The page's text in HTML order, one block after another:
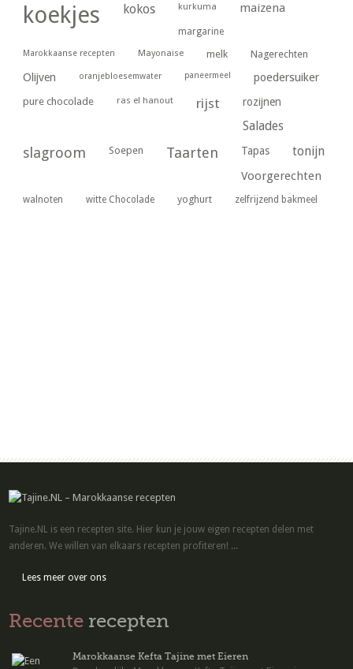
koekjes kokos kurkuma maizena
margarine
Marokkaanse recepten Mayonaise melk Nagerechten
Olijven oranjebloesemwater paneermeel poedersuiker
pure chocolade ras el hanout rijst rozijnen
Salades
slagroom Soepen Taarten Tapas tonijn
Voorgerechten
walnoten witte Chocolade yoghurt zelfrijzend bakmeel
Tajine.NL is een recepten site. Hier kun je jouw eigen recepten delen met
anderen. We willen van elkaars recepten profiteren! ...
Lees meer over ons
Recente recepten
Marokkaanse Kefta Tajine met Eieren